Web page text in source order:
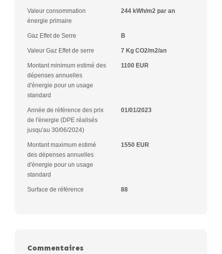
Valeur consommation
énergie primaire
244 kWh/m2 par an
Gaz Effet de Serre B
Valeur Gaz Effet de serre 7 Kg CO2/m2/an
Montant minimum estimé des
dépenses annuelles
d'énergie pour un usage
standard
1100 EUR
Année de référence des prix
de l'énergie (DPE réalisés
jusqu'au 30/06/2024)
01/01/2023
Montant maximum estimé
des dépenses annuelles
d'énergie pour un usage
standard
1550 EUR
Surface de référence 88
Commentaires